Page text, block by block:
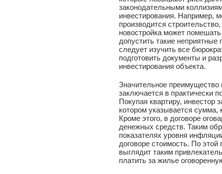
законодательными
инвестирования. Например,
производится
новостройка может
допустить такие
следует изучить все
подготовить документы и
инвестирования объекта.
Значительное преимущество
заключается в практически
Покупая квартиру, инвестор
котором указывается сумма,
Кроме этого, в договоре
денежных средств. Таким
показателях уровня
договоре стоимость. По
выглядит таким
платить за жилье